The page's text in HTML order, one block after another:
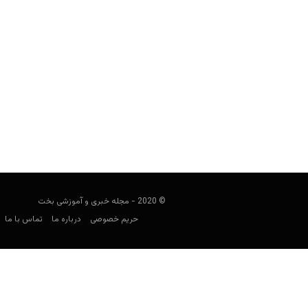
© 2020 - مجله خبری و آموزشی بخت
حریم خصوصی
درباره ما تماس با ما